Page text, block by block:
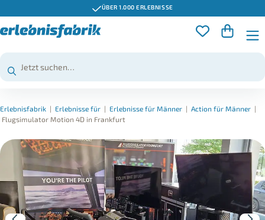
ÜBER 1.000 ERLEBNISSE
Erlebnisfabrik | Erlebnisse für | Erlebnisse für Männer | Action für Männer |
Flugsimulator Motion 4D in Frankfurt